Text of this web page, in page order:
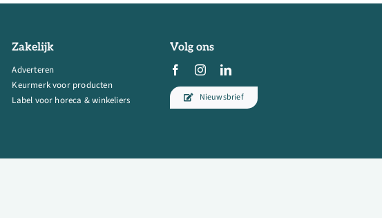
Zakelijk
Adverteren
Keurmerk voor producten
Label voor horeca & winkeliers
Volg ons
Nieuwsbrief